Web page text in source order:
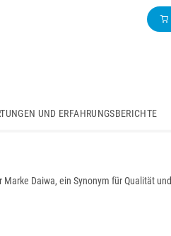
UND ERFAHRUNGSBERICHTE
Daiwa, ein Synonym für Qualität und